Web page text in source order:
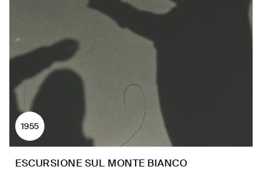
1955
ESCURSIONE SUL MONTE BIANCO